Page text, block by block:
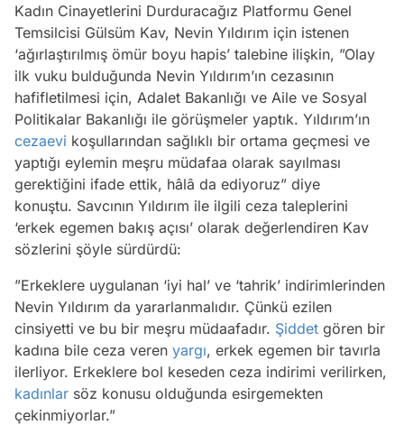
Kadın Cinayetlerini Durduracağız Platformu Genel
Temsilcisi Gülsüm Kav, Nevin Yıldırım için istenen
‘ağırlaştırılmış ömür boyu hapis’ talebine ilişkin, ”Olay
ilk vuku bulduğunda Nevin Yıldırım’ın cezasının
hafifletilmesi için, Adalet Bakanlığı ve Aile ve Sosyal
Politikalar Bakanlığı ile görüşmeler yaptık. Yıldırım’ın
cezaevi koşullarından sağlıklı bir ortama geçmesi ve
yaptığı eylemin meşru müdafaa olarak sayılması
gerektiğini ifade ettik, hâlâ da ediyoruz” diye
konuştu. Savcının Yıldırım ile ilgili ceza taleplerini
‘erkek egemen bakış açısı’ olarak değerlendiren Kav
sözlerini şöyle sürdürdü:
”Erkeklere uygulanan ‘iyi hal’ ve ‘tahrik’ indirimlerinden
Nevin Yıldırım da yararlanmalıdır. Çünkü ezilen
cinsiyetti ve bu bir meşru müdaafadır. Şiddet gören bir
kadına bile ceza veren yargı, erkek egemen bir tavırla
ilerliyor. Erkeklere bol keseden ceza indirimi verilirken,
kadınlar söz konusu olduğunda esirgemekten
çekinmiyorlar.”